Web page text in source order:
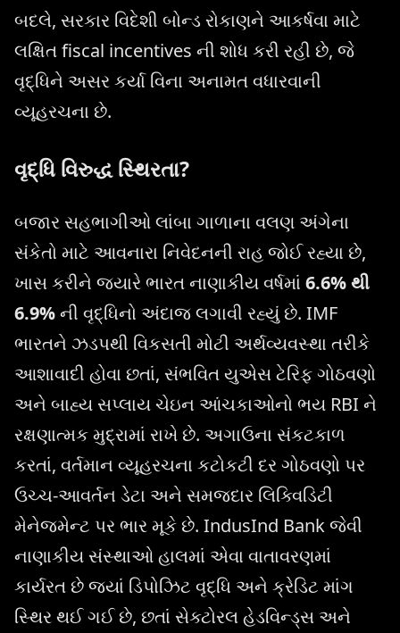
બદલે, સરકાર વિદેશી બોન્ડ રોકાણને આકર્ષવા માટે
લક્ષિત fiscal incentives ની શોધ કરી રહી છે, જે
વૃદ્ધિને અસર કર્યા વિના અનામત વધારવાની
વ્યૂહરચના છે.
વૃદ્ધિ વિરુદ્ધ સ્થિરતા?
બજાર સહભાગીઓ લાંબા ગાળાના વલણ અંગેના
સંકેતો માટે આવનારા નિવેદનની રાહ જોઈ રહ્યા છે,
ખાસ કરીને જ્યારે ભારત નાણાકીય વર્ષમાં 6.6% થી
6.9%ની વૃદ્ધિનો અંદાજ લગાવી રહ્યું છે. IMF
ભારતને ઝડપથી વિકસતી મોટી અર્થવ્યવસ્થા તરીકે
આશાવાદી હોવા છતાં, સંભવિત યુએસ ટેરિફ ગોઠવણો
અને બાહ્ય સપ્લાય ચેઇન આંચકાઓનો ભય RBI ને
રક્ષણાત્મક મુદ્રામાં રાખે છે. અગાઉના સંકટકાળ
કરતાં, વર્તમાન વ્યૂહરચના કટોકટી દર ગોઠવણો પર
ઉચ્ચ-આવર્તન ડેટા અને સમજદાર લિક્વિડિટી
મેનેજમેન્ટ પર ભાર મૂકે છે. IndusInd Bank જેવી
નાણાકીય સંસ્થાઓ હાલમાં એવા વાતાવરણમાં
કાર્યરત છે જ્યાં ડિપોઝિટ વૃદ્ધિ અને ક્રેડિટ માંગ
સ્થિર થઈ ગઈ છે, છતાં સેક્ટોરલ હેડવિન્ડ્સ અને